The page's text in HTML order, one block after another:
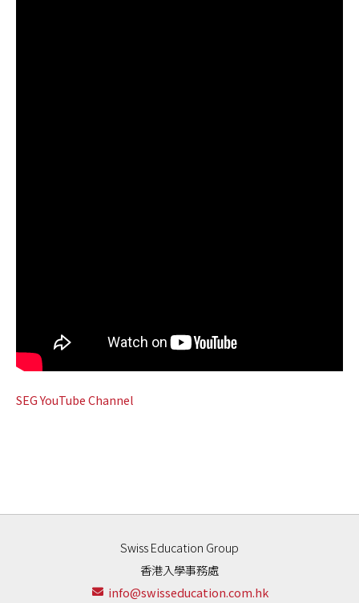
SEG YouTube Channel
Swiss Education Group
香港入學事務處
info@swisseducation.com.hk